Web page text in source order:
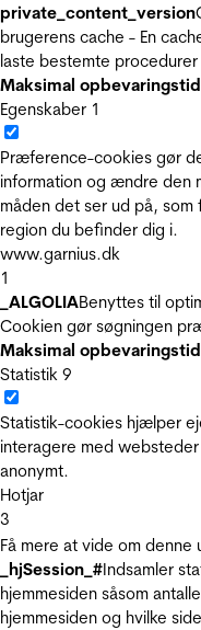
private_content_version
brugerens cache - En
laste bestemte
Maksimal opbevaringstid
Egenskaber 1
Præference-cookies gør
information og ændre den
måden det ser ud på,
region du befinder dig i.
www.garnius.dk
1
_ALGOLIABenyttes til
Cookien gør søgningen
Maksimal opbevaringstid
Statistik 9
Statistik-cookies hjælper
interagere med
anonymt.
Hotjar
3
Få mere at vide om denne
_hjSession_#Indsamler
hjemmesiden såsom
hjemmesiden og hvilke